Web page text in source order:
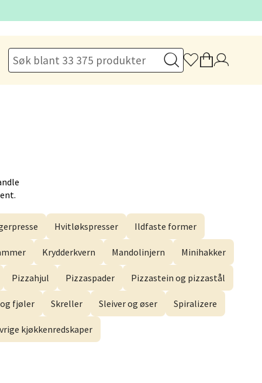
Hvitløkspresser Ildfaste former
Krydderkvern Mandolinjern Minihakker
Pizzahjul Pizzaspader Pizzastein og pizzastål
fjøler Skreller Sleiver og øser Spiralizere
kjøkkenredskaper